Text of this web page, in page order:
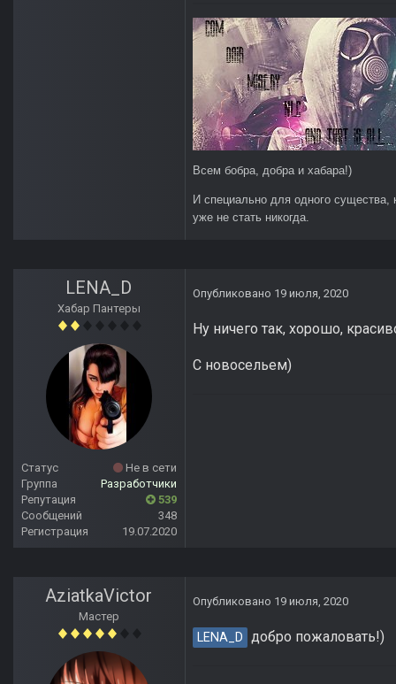
Всем бобра, добра и хабара!)
И специально для одного
уже не стать никогда.
LENA_D
Хабар Пантеры
Статус
Не в сети
Группа
Разработчики
Репутация
539
Сообщений
348
Регистрация
19.07.2020
Опубликовано 19 июля, 2020
Ну ничего так, хорошо,
С новосельем)
AziatkaVictor
Мастер
Опубликовано 19 июля, 2020
LENA_D добро пожаловать!)